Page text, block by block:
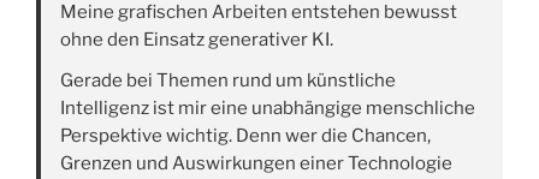
Meine grafischen Arbeiten entstehen bewusst
ohne den Einsatz generativer KI.
Gerade bei Themen rund um künstliche
Intelligenz ist mir eine unabhängige menschliche
Perspektive wichtig. Denn wer die Chancen,
Grenzen und Auswirkungen einer Technologie